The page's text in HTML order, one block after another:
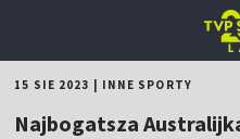
15 SIE 2023 INNE SPORTY
Najbogatsza